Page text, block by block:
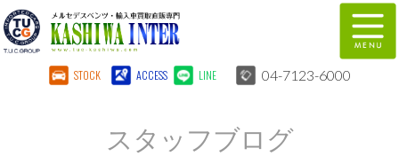
STOCK ACCESS LINE 04-7123-6000
スタッフブログ